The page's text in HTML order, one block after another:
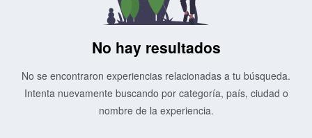
No hay resultados
No se encontraron experiencias relacionadas a tu búsqueda.
Intenta nuevamente buscando por categoría, país, ciudad o
nombre de la experiencia.